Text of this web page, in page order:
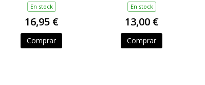
En stock
16,95 €
Comprar
En stock
13,00 €
Comprar